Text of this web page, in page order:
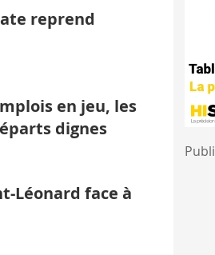
reprend
en jeu, les
dignes
Léonard face à